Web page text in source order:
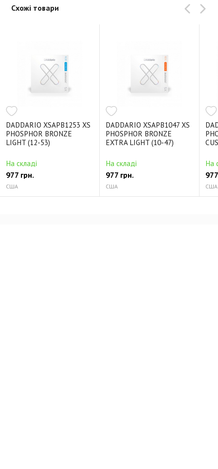
Схожі товари
DADDARIO XSAPB1253 XS
PHOSPHOR BRONZE
LIGHT (12-53)
На складі
977 грн.
США
DADDARIO XSAPB1047 XS
PHOSPHOR BRONZE
EXTRA LIGHT (10-47)
На складі
977 грн.
США
На
США